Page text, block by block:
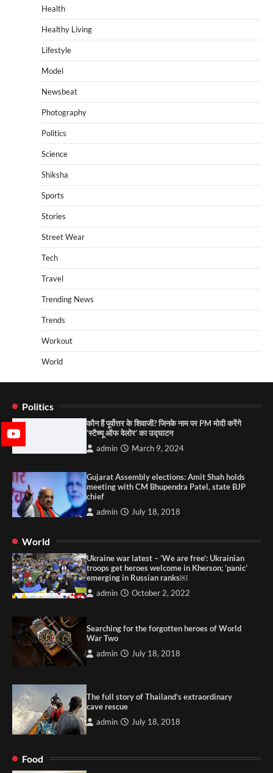
Health
Healthy Living
Lifestyle
Model
Newsbeat
Photography
Politics
Science
Shiksha
Sports
Stories
Street Wear
Tech
Travel
Trending News
Trends
Workout
World
Politics
कौन हैं पूर्वोत्तर के शिवाजी? जिनके नाम पर PM मोदी करेंगे
‘स्टैच्यू ऑफ वेलोर’ का उद्घाटन
admin March 9, 2024
Gujarat Assembly elections: Amit Shah holds
meeting with CM Bhupendra Patel, state BJP
chief
admin July 18, 2018
World
Ukraine war latest – ‘We are free’: Ukrainian
troops get heroes welcome in Kherson; ‘panic’
emerging in Russian ranks￼
admin October 2, 2022
Searching for the forgotten heroes of World
War Two
admin July 18, 2018
The full story of Thailand’s extraordinary
cave rescue
admin July 18, 2018
Food